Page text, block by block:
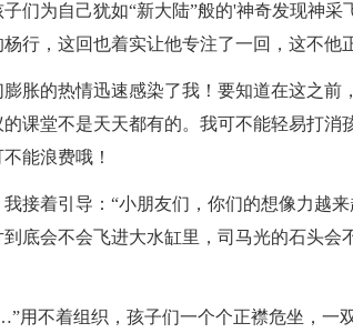
为自己犹如“新大陆”般的'神奇发现神采
行，这回也着实让他专注了一回，这不他
的热情迅速感染了我！要知道在这之前
课堂不是天天都有的。我可不能轻易打
能浪费哦！
着引导：“小朋友们，你们的想像力越来
到底会不会飞进大水缸里，司马光的石头会
着组织，孩子们一个个正襟危坐，一双